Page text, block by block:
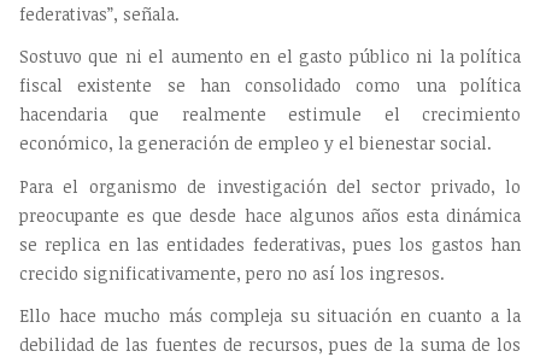
federativas”, señala.
Sostuvo que ni el aumento en el gasto público ni la política
fiscal existente se han consolidado como una política
hacendaria que realmente estimule el crecimiento
económico, la generación de empleo y el bienestar social.
Para el organismo de investigación del sector privado, lo
preocupante es que desde hace algunos años esta dinámica
se replica en las entidades federativas, pues los gastos han
crecido significativamente, pero no así los ingresos.
Ello hace mucho más compleja su situación en cuanto a la
debilidad de las fuentes de recursos, pues de la suma de los